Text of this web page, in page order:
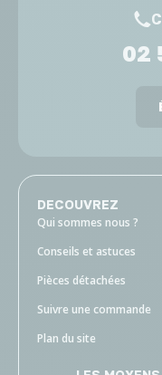
02
DECOUVREZ
Qui sommes nous ?
Conseils et astuces
Pièces détachées
Suivre une commande
Plan du site